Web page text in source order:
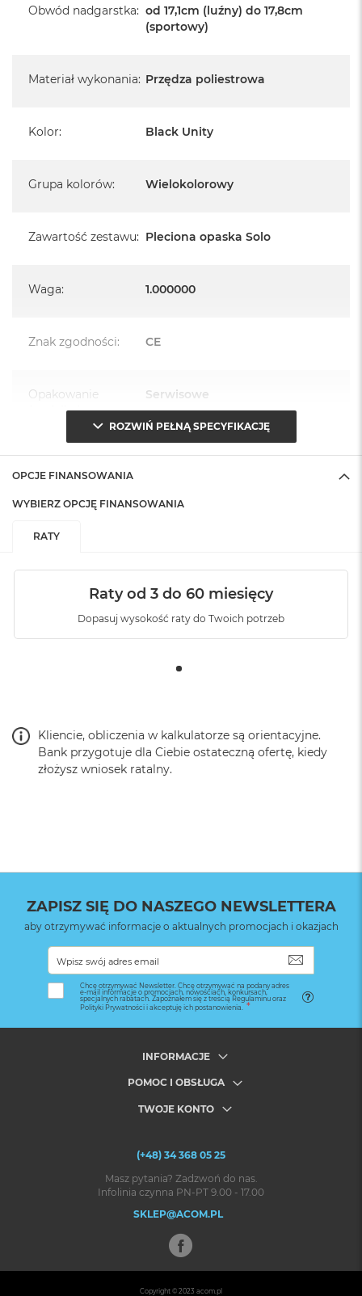
Obwód nadgarstka: od 17,1cm (luźny) do 17,8cm
(sportowy)
Materiał wykonania: Przędza poliestrowa
Kolor: Black Unity
Grupa kolorów: Wielokolorowy
Zawartość zestawu: Pleciona opaska Solo
Waga: 1.000000
Znak zgodności: CE
Opakowanie
(pudełko):
Serwisowe
ROZWIŃ PEŁNĄ SPECYFIKACJĘ
OPCJE FINANSOWANIA
WYBIERZ OPCJĘ FINANSOWANIA
RATY
Raty od 3 do 60 miesięcy
Dopasuj wysokość raty do Twoich potrzeb
Kliencie, obliczenia w kalkulatorze są orientacyjne.
Bank przygotuje dla Ciebie ostateczną ofertę, kiedy
złożysz wniosek ratalny.
ZAPISZ SIĘ DO NASZEGO NEWSLETTERA
aby otrzymywać informacje o aktualnych promocjach i okazjach
Chcę otrzymywać Newsletter. Chcę otrzymywać na podany adres
e-mail informacje o promocjach, nowościach, konkursach,
specjalnych rabatach. Zapoznałem się z treścią Regulaminu oraz
Polityki Prywatności i akceptuję ich postanowienia.
INFORMACJE
POMOC I OBSŁUGA
TWOJE KONTO
(+48) 34 368 05 25
Masz pytania? Zadzwoń do nas.
Infolinia czynna PN-PT 9.00 - 17.00
SKLEP@ACOM.PL
Copyright © 2023 acom.pl